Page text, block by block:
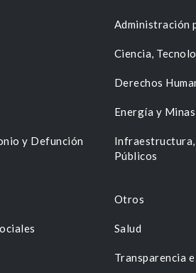
Administración
Ciencia,
Derechos
Energía y Minas
y Defunción
Infraestructura,
Públicos
Otros
Salud
Transparencia